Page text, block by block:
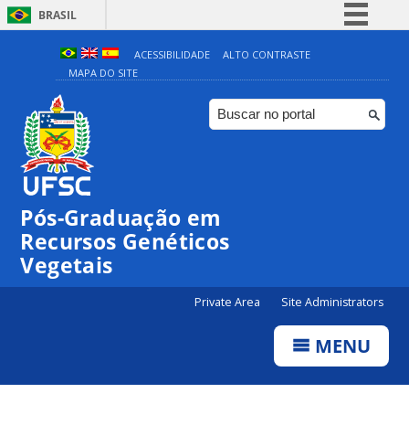
BRASIL
Simplifique!
Comunica BR
Participe
ACESSIBILIDADE
ALTO CONTRASTE
MAPA DO SITE
Pós-Graduação em
Recursos Genéticos
Vegetais
Private Area Site Administrators
MENU